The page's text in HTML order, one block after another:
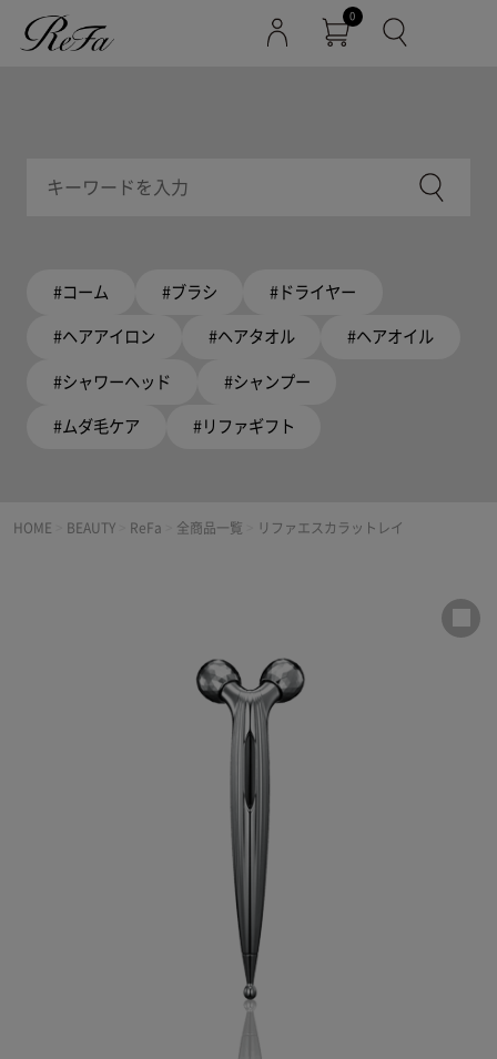
0
#コーム #ブラシ #ドライヤー
#ヘアアイロン #ヘアタオル #ヘアオイル
#シャワーヘッド #シャンプー
#ムダ毛ケア #リファギフト
HOME BEAUTY ReFa 全商品一覧 リファエスカラットレイ